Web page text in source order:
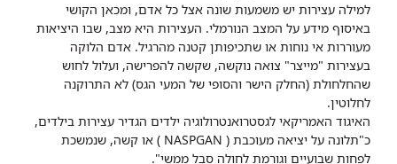
למילה עצירות יש משמעות שונה אצל כל אדם, ומכאן הקושי
באיסוף מידע על המצב הנורמלי. העצירות היא מצב, שבו היציאות
מעוררות אי נוחות או שתכיפותן קטנה מהרגיל. אדם הלוקה
בעצירות "מייצר" צואה נוקשה, שקשה להפרישה, ועלול לחוש
שהחלחולת (החלק הישר והסופי של המעי הגס) לא התרוקנה
לחלוטין.
האיגוד האמריקאי לגסטרואנטרולוגיה ילדים הגדיר עצירות בילדים,
כ"תלונה על יציאה מעוכבת ( NASPGAN ) או קשה, שנמשכת
לפחות שבועיים וגורמת לחולה סבל ממשי".